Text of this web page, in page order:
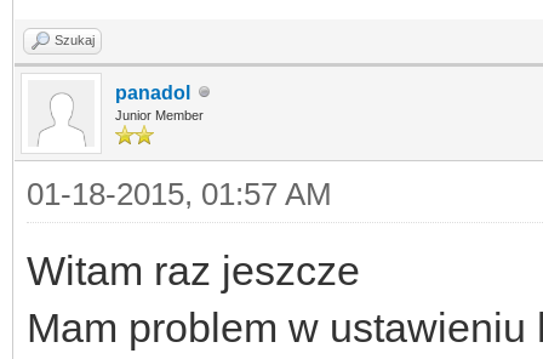
Szukaj
panadol
Junior Member
01-18-2015, 01:57 AM
Witam raz jeszcze
Mam problem w